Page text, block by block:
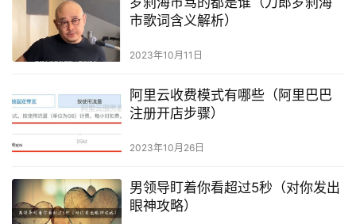
市歌词含义解析）
2023年10月11日
阿里云收费模式有哪些（阿里巴巴
注册开店步骤）
2023年10月26日
男领导盯着你看超过5秒（对你发出
眼神攻略）